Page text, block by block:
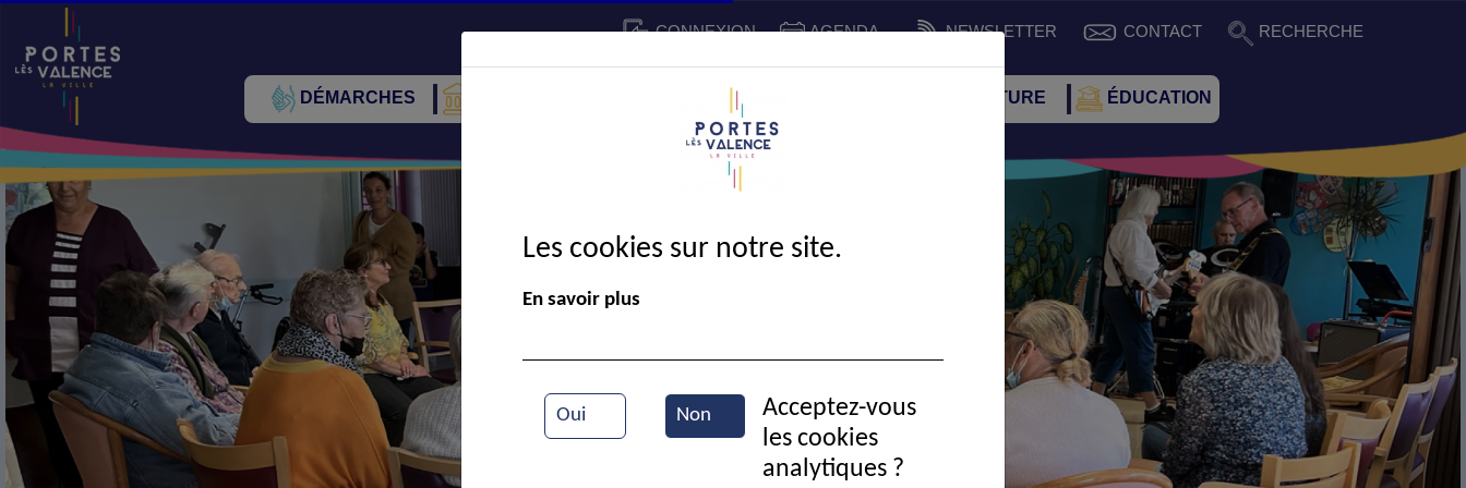
CONNEXION AGENDA NEWSLETTER CONTACT RECHERCHE
DÉMARCHES CADRE DE VIE SPORT ET CULTURE ÉDUCATION
Semaine bleue
Les cookies sur notre site.
En savoir plus
Oui Non
Acceptez-vous
les cookies
analytiques ?